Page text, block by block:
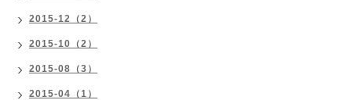
2015-12（2）
2015-10（2）
2015-08（3）
2015-04（1）